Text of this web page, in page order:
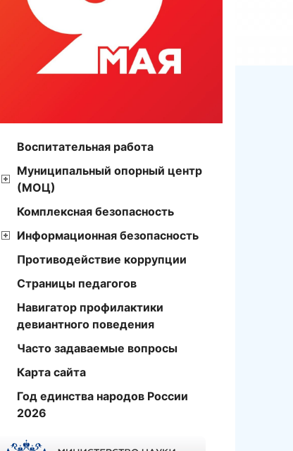
Воспитательная работа
Муниципальный опорный центр
(МОЦ)
Комплексная безопасность
Информационная безопасность
Противодействие коррупции
Страницы педагогов
Навигатор профилактики
девиантного поведения
Часто задаваемые вопросы
Карта сайта
Год единства народов России
2026